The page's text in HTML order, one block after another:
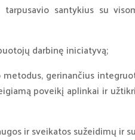
santykius su
darbinę iniciatyvą;
gerinančius
poveikį aplinkai ir
ir sveikatos sužeidimų ir